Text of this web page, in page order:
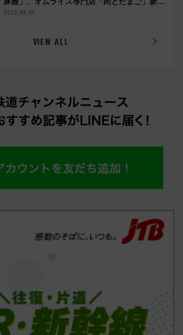
ルメ続々登場！【2026年8月】
2026.08.06
VIEW ALL